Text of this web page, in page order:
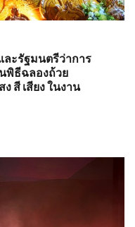
ะรัฐมนตรีว่าการ
พิธีฉลองถ้วย
สี เสียง ในงาน